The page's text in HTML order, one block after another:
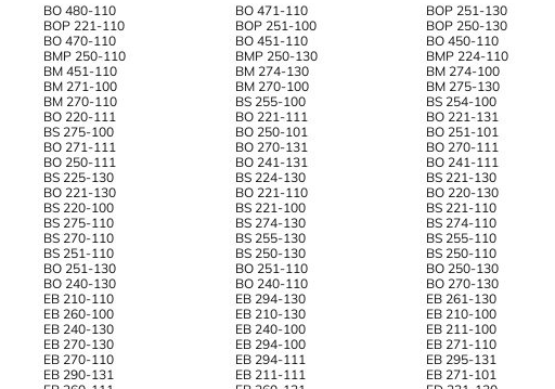
BO 480-110 BO 471-110
BOP 251-130
BOP 221-110 BOP 251-100
BOP 250-130
BO 470-110 BO 451-110
BO 450-110
BMP 250-110 BMP 250-130
BMP 224-110
BM 451-110 BM 274-130
BM 274-100
BM 271-100 BM 270-100
BM 275-130
BM 270-110 BS 255-100
BS 254-100
BO 220-111 BO 221-111
BO 221-131
BS 275-100 BO 250-101
BO 251-101
BO 271-111 BO 270-131
BO 270-111
BO 250-111 BO 241-131
BO 241-111
BS 225-130 BS 224-130
BS 221-130
BO 221-130 BO 221-110
BO 220-130
BS 220-100 BS 221-100
BS 221-110
BS 275-110 BS 274-130
BS 274-110
BS 270-110 BS 255-130
BS 255-110
BS 251-110 BS 250-130
BS 250-110
BO 251-130 BO 251-110
BO 250-130
BO 240-130 BO 240-110
BO 270-130
EB 210-110 EB 294-130
EB 261-130
EB 260-100 EB 210-130
EB 210-100
EB 240-130 EB 240-100
EB 211-100
EB 270-130 EB 294-100
EB 271-110
EB 270-110 EB 294-111
EB 295-131
EB 290-131 EB 211-111
EB 271-101